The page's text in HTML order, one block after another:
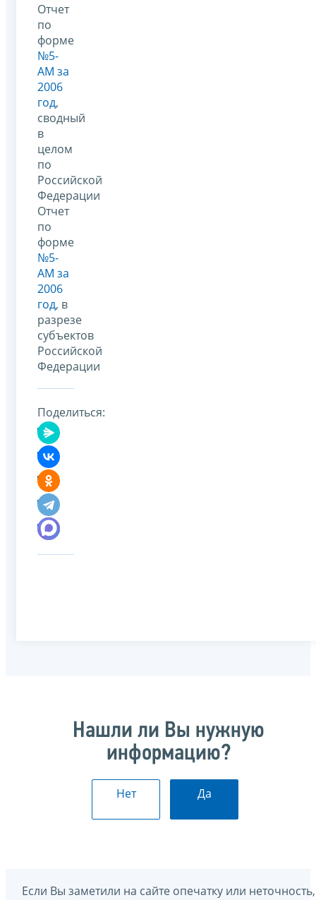
Отчет
по
форме
№5-
АМ за
2006
год,
сводный
в
целом
по
Российской
Федерации
Отчет
по
форме
№5-
АМ за
2006
год, в
разрезе
субъектов
Российской
Федерации
Поделиться:
Нашли ли Вы нужную
информацию?
Нет Да
Если Вы заметили на сайте опечатку или неточность,